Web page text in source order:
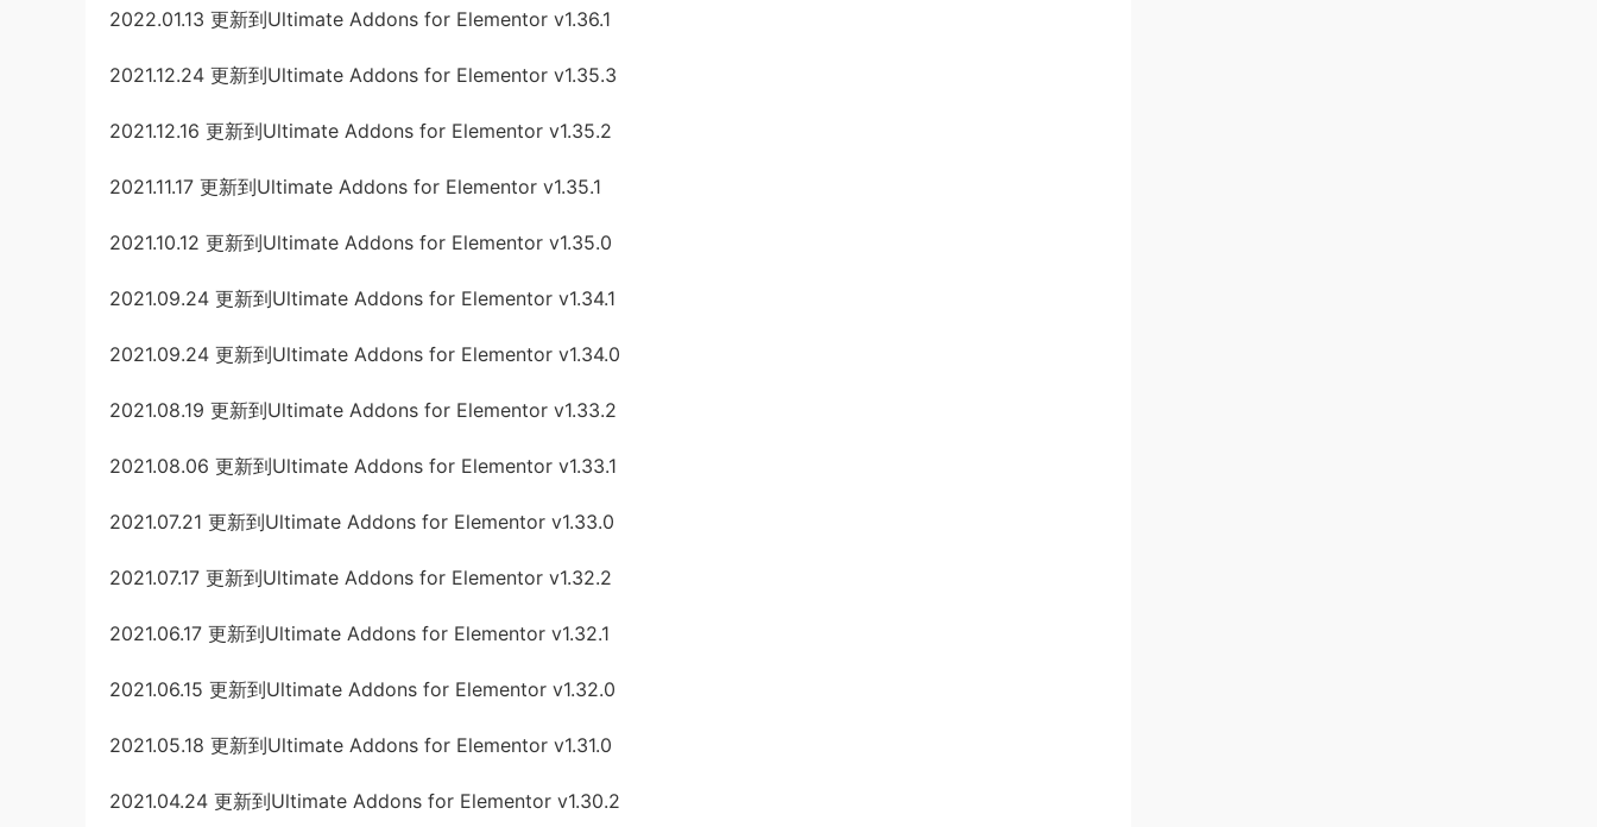
2022.01.13 更新到Ultimate Addons for Elementor v1.36.1
2021.12.24 更新到Ultimate Addons for Elementor v1.35.3
2021.12.16 更新到Ultimate Addons for Elementor v1.35.2
2021.11.17 更新到Ultimate Addons for Elementor v1.35.1
2021.10.12 更新到Ultimate Addons for Elementor v1.35.0
2021.09.24 更新到Ultimate Addons for Elementor v1.34.1
2021.09.24 更新到Ultimate Addons for Elementor v1.34.0
2021.08.19 更新到Ultimate Addons for Elementor v1.33.2
2021.08.06 更新到Ultimate Addons for Elementor v1.33.1
2021.07.21 更新到Ultimate Addons for Elementor v1.33.0
2021.07.17 更新到Ultimate Addons for Elementor v1.32.2
2021.06.17 更新到Ultimate Addons for Elementor v1.32.1
2021.06.15 更新到Ultimate Addons for Elementor v1.32.0
2021.05.18 更新到Ultimate Addons for Elementor v1.31.0
2021.04.24 更新到Ultimate Addons for Elementor v1.30.2